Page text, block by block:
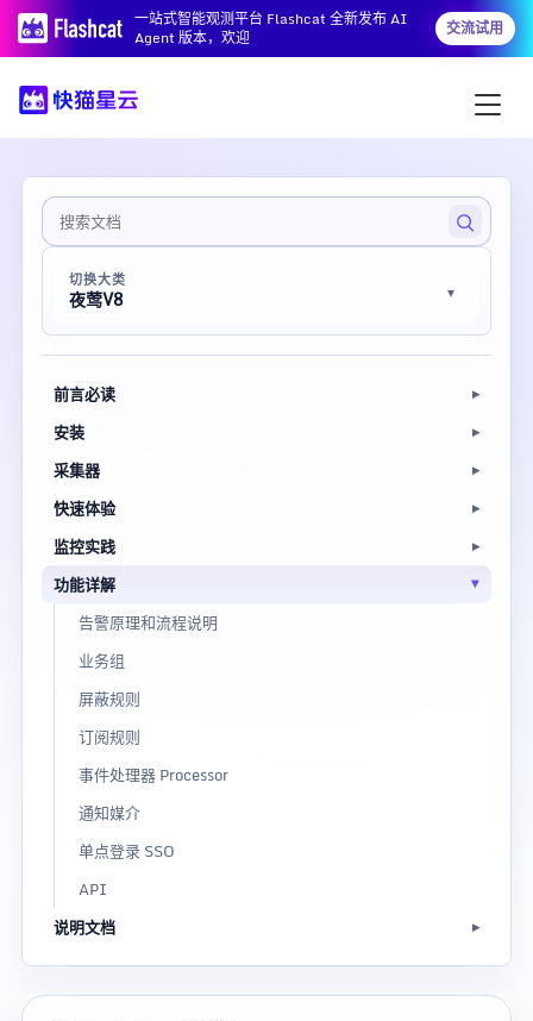
一站式智能观测平台 Flashcat 全新发布 AI
Agent 版本，欢迎
交流试用
切换大类
夜莺V8
前言必读
安装
采集器
快速体验
监控实践
功能详解
告警原理和流程说明
业务组
屏蔽规则
订阅规则
事件处理器 Processor
通知媒介
单点登录 SSO
API
说明文档